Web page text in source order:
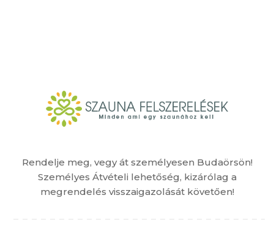
Rendelje meg, vegy át személyesen Budaörsön!
Személyes Átvételi lehetőség, kizárólag a
megrendelés visszaigazolását követően!